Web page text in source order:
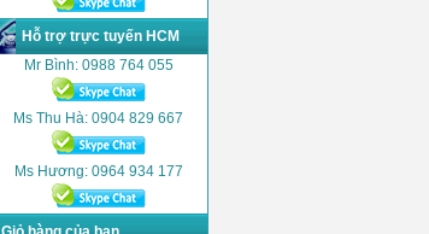
Hỗ trợ trực tuyến HCM
Mr Bình: 0988 764 055
Ms Thu Hà: 0904 829 667
Ms Hương: 0964 934 177